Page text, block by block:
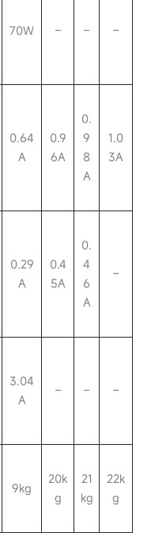
70W – – –
0.64
A
0.9
6A
0.
9
8
A
1.0
3A
0.29
A
0.4
5A
0.
4
6
A
–
3.04
A
– – –
9kg
20k
g
21
kg
22k
g